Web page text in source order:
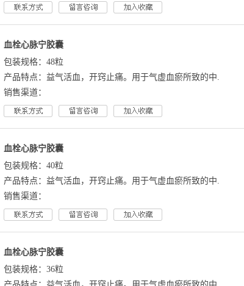
血栓心脉宁胶囊
包装规格：48粒
产品特点：益气活血，开窍止痛。用于气虚血瘀所致的中.
销售渠道：
血栓心脉宁胶囊
包装规格：40粒
产品特点：益气活血，开窍止痛。用于气虚血瘀所致的中.
销售渠道：
血栓心脉宁胶囊
包装规格：36粒